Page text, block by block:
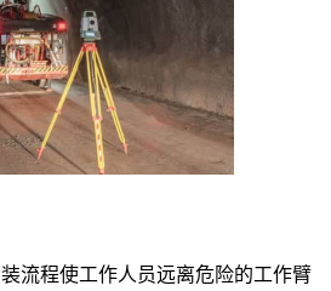
流程使工作人员远离危险的工作臂